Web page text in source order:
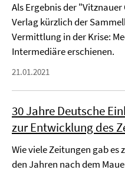
Als Ergebnis der
Verlag kürzlich der
Vermittlung in der Krise:
Intermediäre erschienen.
21.01.2021
30 Jahre Deutsche
zur Entwicklung des
Wie viele Zeitungen gab es
den Jahren nach dem